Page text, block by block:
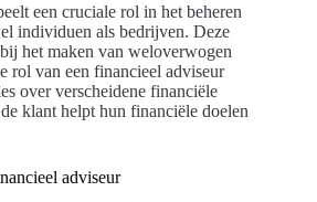
een cruciale rol in het beheren
individuen als bedrijven. Deze
het maken van weloverwogen
rol van een financieel adviseur
over verscheidene financiële
klant helpt hun financiële doelen
adviseur